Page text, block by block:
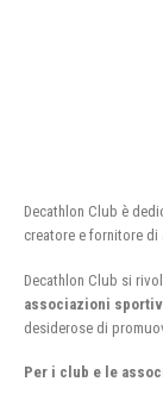
Decathlon Club è
creatore e fornitore
Decathlon Club si
associazioni
desiderose di
Per i club e le